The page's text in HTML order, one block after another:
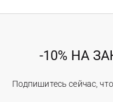
-10% НА
Подпишитесь сейчас,